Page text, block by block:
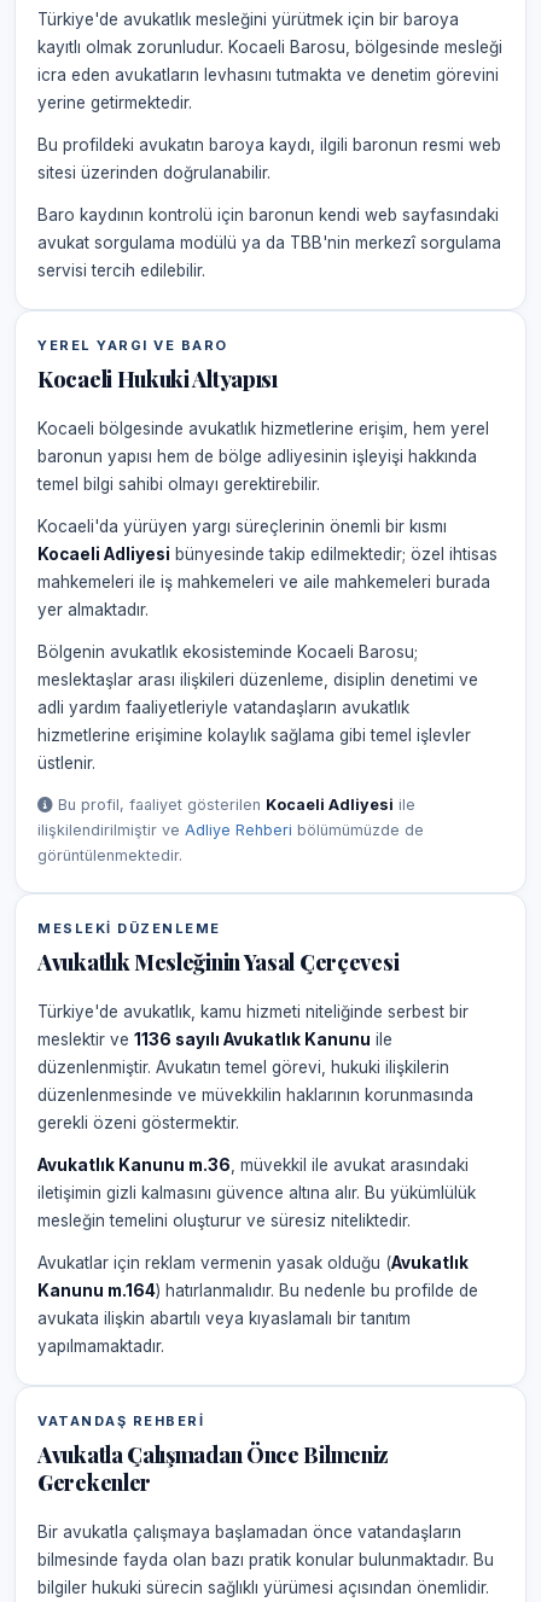
Türkiye'de avukatlık mesleğini yürütmek için bir baroya
kayıtlı olmak zorunludur. Kocaeli Barosu, bölgesinde mesleği
icra eden avukatların levhasını tutmakta ve denetim görevini
yerine getirmektedir.
Bu profildeki avukatın baroya kaydı, ilgili baronun resmi web
sitesi üzerinden doğrulanabilir.
Baro kaydının kontrolü için baronun kendi web sayfasındaki
avukat sorgulama modülü ya da TBB'nin merkezî sorgulama
servisi tercih edilebilir.
YEREL YARGI VE BARO
Kocaeli Hukuki Altyapısı
Kocaeli bölgesinde avukatlık hizmetlerine erişim, hem yerel
baronun yapısı hem de bölge adliyesinin işleyişi hakkında
temel bilgi sahibi olmayı gerektirebilir.
Kocaeli'da yürüyen yargı süreçlerinin önemli bir kısmı
Kocaeli Adliyesi bünyesinde takip edilmektedir; özel ihtisas
mahkemeleri ile iş mahkemeleri ve aile mahkemeleri burada
yer almaktadır.
Bölgenin avukatlık ekosisteminde Kocaeli Barosu;
meslektaşlar arası ilişkileri düzenleme, disiplin denetimi ve
adli yardım faaliyetleriyle vatandaşların avukatlık
hizmetlerine erişimine kolaylık sağlama gibi temel işlevler
üstlenir.
Bu profil, faaliyet gösterilen Kocaeli Adliyesi ile
ilişkilendirilmiştir ve Adliye Rehberi bölümümüzde de
görüntülenmektedir.
MESLEKI DÜZENLEME
Avukatlık Mesleğinin Yasal Çerçevesi
Türkiye'de avukatlık, kamu hizmeti niteliğinde serbest bir
meslektir ve 1136 sayılı Avukatlık Kanunu ile
düzenlenmiştir. Avukatın temel görevi, hukuki ilişkilerin
düzenlenmesinde ve müvekkilin haklarının korunmasında
gerekli özeni göstermektir.
Avukatlık Kanunu m.36 , müvekkil ile avukat arasındaki
iletişimin gizli kalmasını güvence altına alır. Bu yükümlülük
mesleğin temelini oluşturur ve süresiz niteliktedir.
Avukatlar için reklam vermenin yasak olduğu (Avukatlık
Kanunu m.164) hatırlanmalıdır. Bu nedenle bu profilde de
avukata ilişkin abartılı veya kıyaslamalı bir tanıtım
yapılmamaktadır.
VATANDAŞ REHBERI
Avukatla Çalışmadan Önce Bilmeniz
Gerekenler
Bir avukatla çalışmaya başlamadan önce vatandaşların
bilmesinde fayda olan bazı pratik konular bulunmaktadır. Bu
bilgiler hukuki sürecin sağlıklı yürümesi açısından önemlidir.